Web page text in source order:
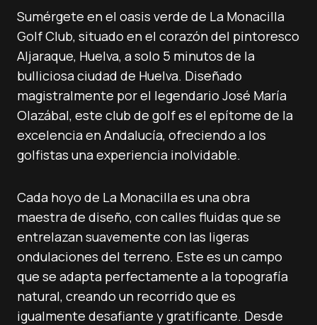
Sumérgete en el oasis verde de La Monacilla
Golf Club, situado en el corazón del pintoresco
Aljaraque, Huelva, a solo 5 minutos de la
bulliciosa ciudad de Huelva. Diseñado
magistralmente por el legendario José María
Olazábal, este club de golf es el epítome de la
excelencia en Andalucía, ofreciendo a los
golfistas una experiencia inolvidable.
Cada hoyo de La Monacilla es una obra
maestra de diseño, con calles fluidas que se
entrelazan suavemente con las ligeras
ondulaciones del terreno. Este es un campo
que se adapta perfectamente a la topografía
natural, creando un recorrido que es
igualmente desafiante y gratificante. Desde